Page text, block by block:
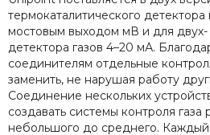
термокаталитического детектора
мостовым выходом мВ и для двух-
детектора газов 4–20 мА.
соединителям отдельные
заменить, не нарушая работу
Соединение нескольких
создавать системы контроля газа
небольшого до среднего.